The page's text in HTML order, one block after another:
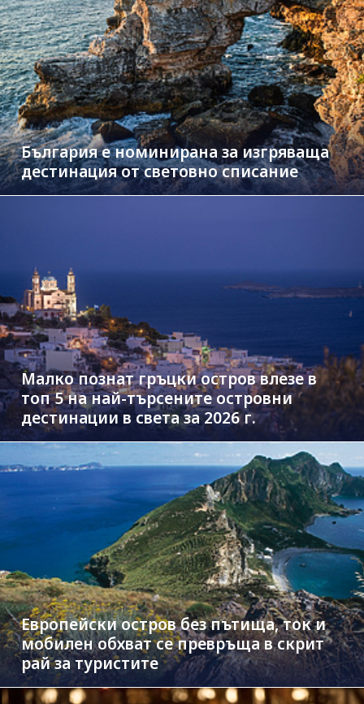
България е номинирана за изгряваща
дестинация от световно списание
Малко познат гръцки остров влезе в
топ 5 на най-търсените островни
дестинации в света за 2026 г.
Европейски остров без пътища, ток и
мобилен обхват се превръща в скрит
рай за туристите